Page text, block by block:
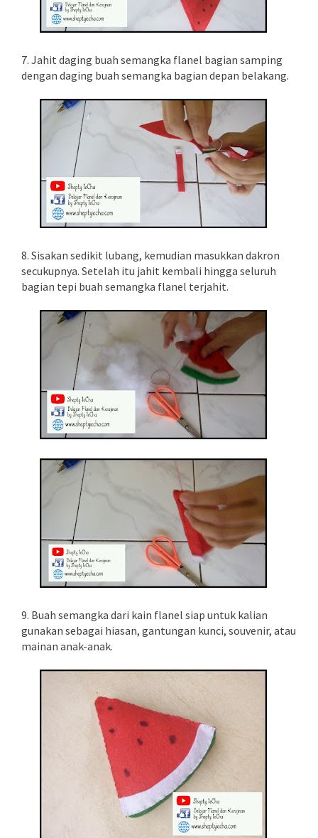
7. Jahit daging buah semangka flanel bagian samping
dengan daging buah semangka bagian depan belakang.
8. Sisakan sedikit lubang, kemudian masukkan dakron
secukupnya. Setelah itu jahit kembali hingga seluruh
bagian tepi buah semangka flanel terjahit.
9. Buah semangka dari kain flanel siap untuk kalian
gunakan sebagai hiasan, gantungan kunci, souvenir, atau
mainan anak-anak.